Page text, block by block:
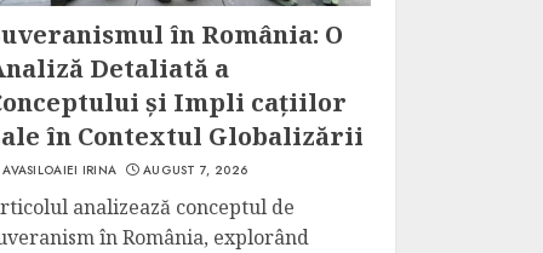
în România: O
Detaliată a
și Impli cațiilor
în Contextul Globalizării
AVASILOAIEI IRINA AUGUST 7, 2026
analizează conceptul de
în România, explorând